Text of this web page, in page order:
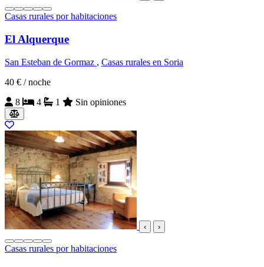
Casas rurales por habitaciones
El Alquerque
San Esteban de Gormaz , Casas rurales en Soria
40 € / noche
8
4 1 Sin opiniones
‹ ›
Casas rurales por habitaciones